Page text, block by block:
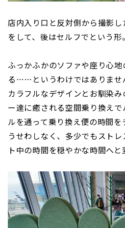
店内入り口と反対側から撮影
をして、後はセルフでという形。
ふっかふかのソファや座り心
る……というわけではありませ
カラフルなデザインとお馴染
ー達に癒される空間乗り換え
ルを通って乗り換え便の時間
うせわしなく、多少でもスト
ト中の時間を穏やかな時間へと